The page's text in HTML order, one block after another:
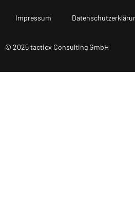
Impressum
© 2025 tacticx Consulting GmbH